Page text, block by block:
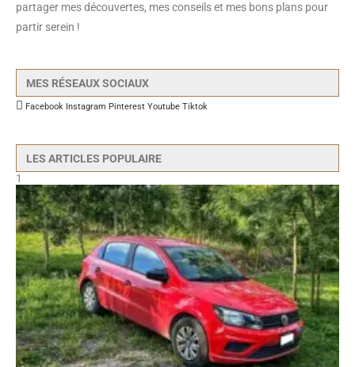
partager mes découvertes, mes conseils et mes bons plans pour
partir serein !
MES RÉSEAUX SOCIAUX
Facebook Instagram Pinterest Youtube Tiktok
LES ARTICLES POPULAIRE
1